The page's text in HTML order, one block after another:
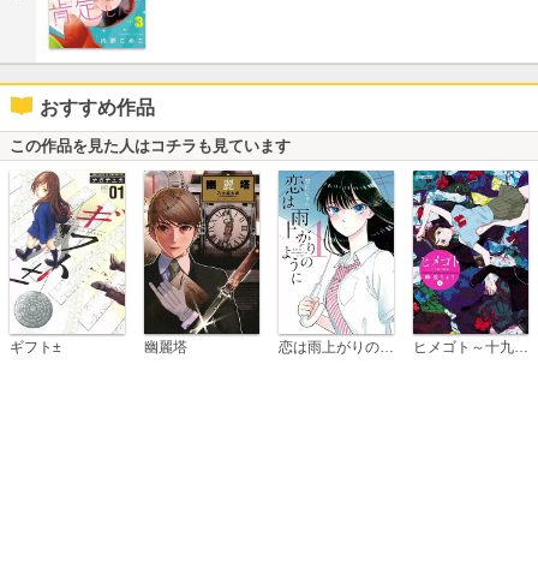
おすすめ作品
この作品を見た人はコチラも見ています
ギフト± 幽麗塔 ヒメゴト～十九歳の制服～